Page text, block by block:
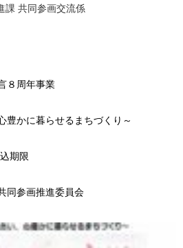
課 共同参画交流係
８周年事業
豊かに暮らせるまちづくり～
期限
同参画推進委員会